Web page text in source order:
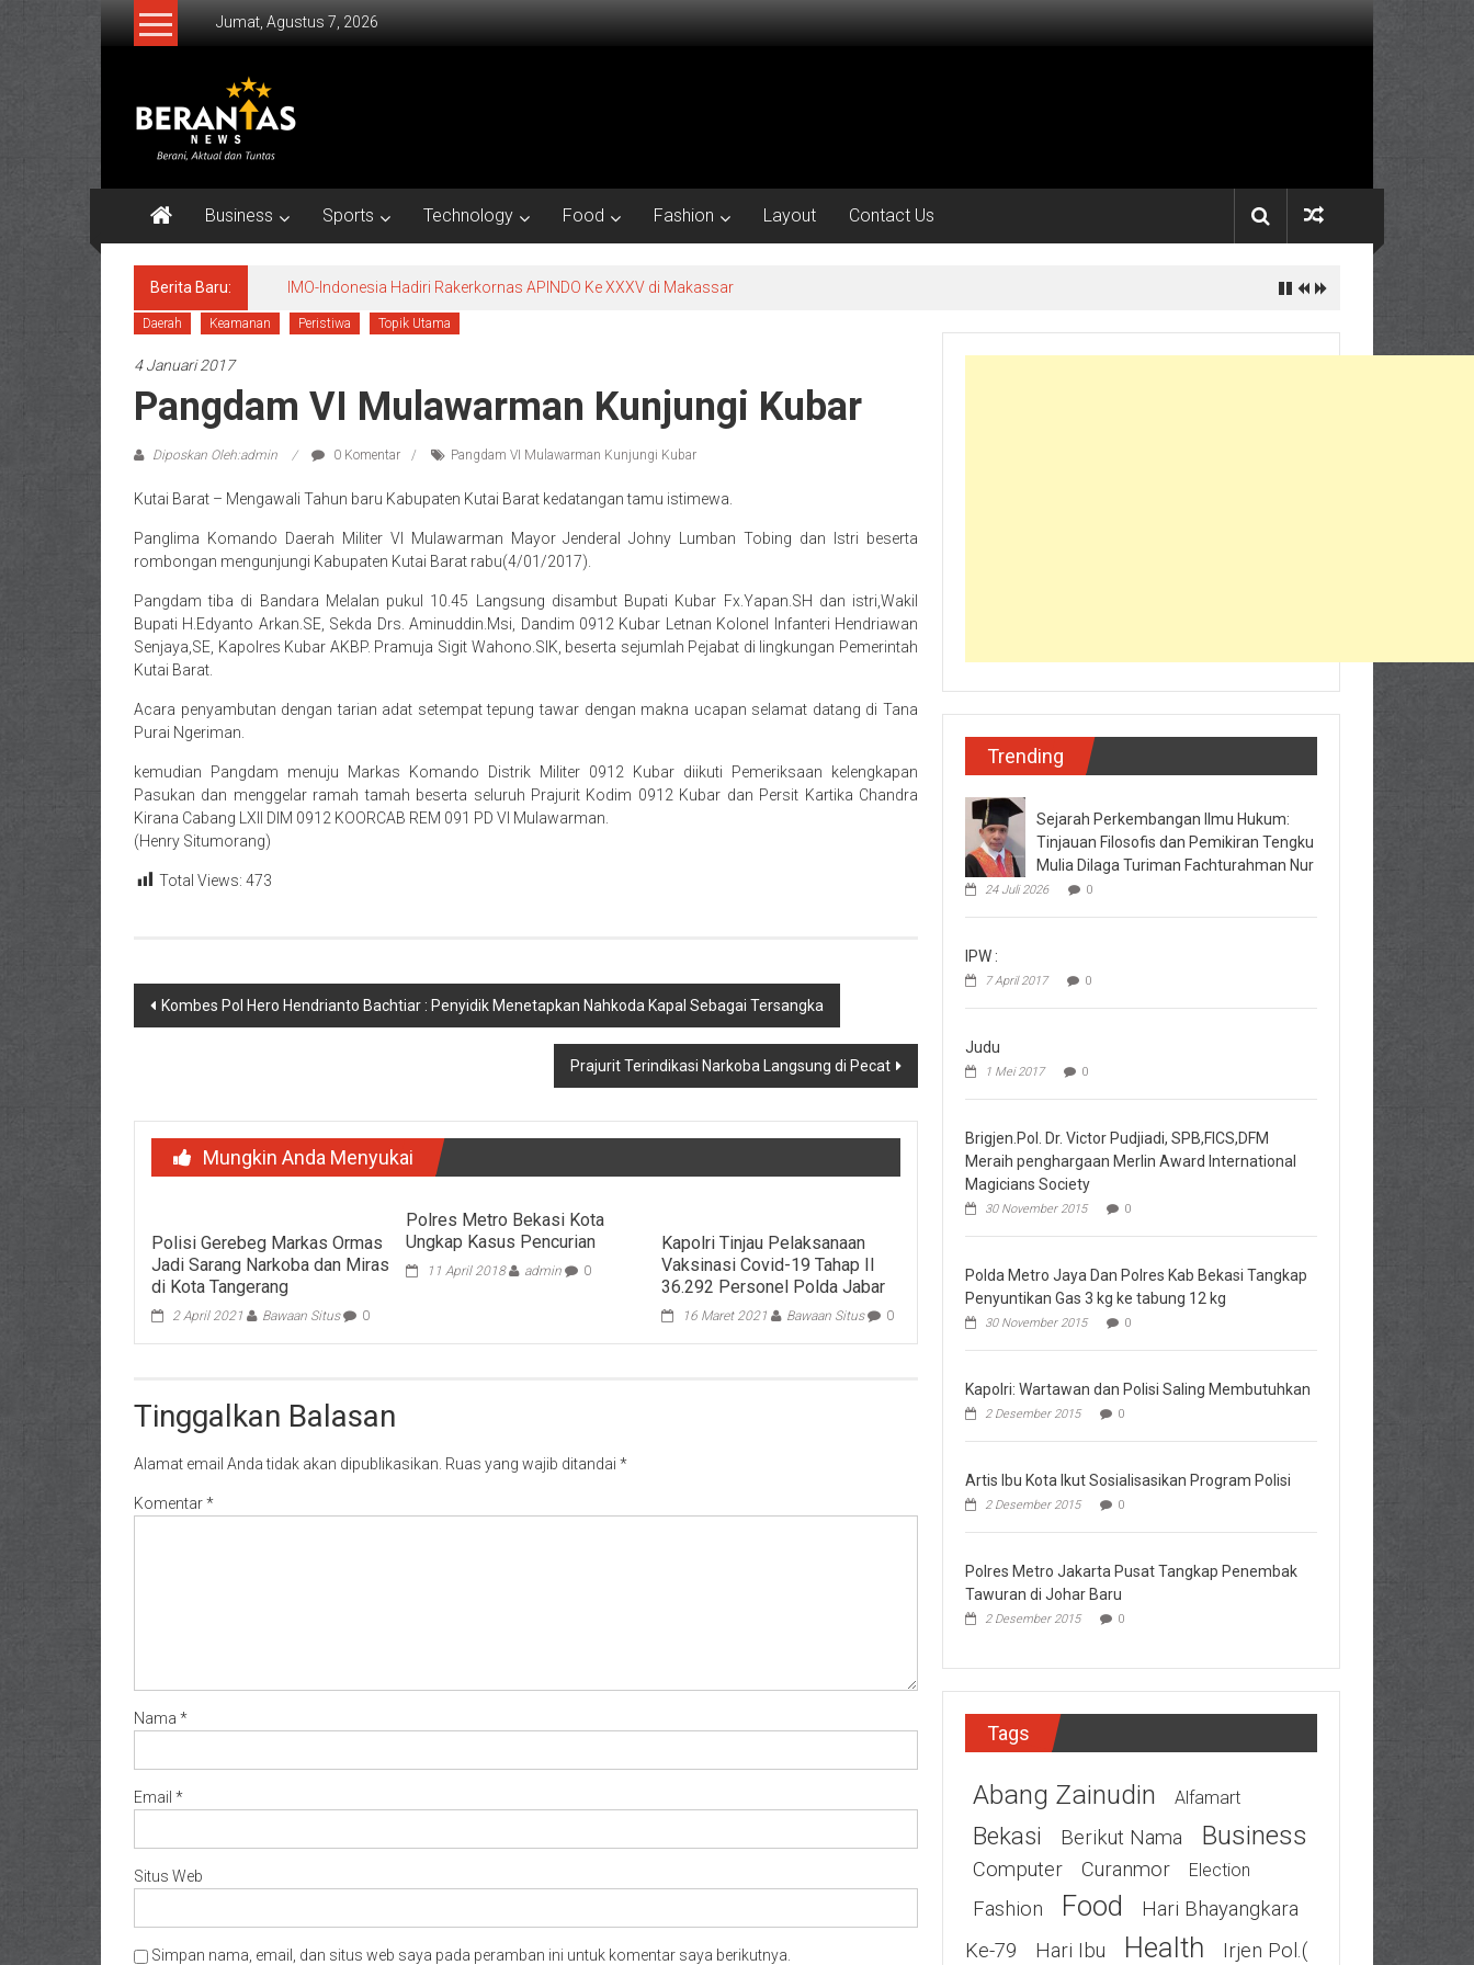
Lompat
Jumat, Agustus 7, 2026
BERANTAS
NEWS
Tuntas.
Business Sports Technology Food Fashion Layout Contact Us
Berita Baru: IMO-Indonesia Hadiri Rakerkornas APINDO Ke XXXV di Makassar
Daerah Keamanan Peristiwa Topik Utama
4 Januari 2017
Pangdam VI Mulawarman Kunjungi Kubar
Diposkan Oleh:admin 0 Komentar Pangdam VI Mulawarman Kunjungi Kubar
Kutai Barat – Mengawali Tahun baru Kabupaten Kutai Barat kedatangan tamu istimewa.
Panglima Komando Daerah Militer VI Mulawarman Mayor Jenderal Johny Lumban Tobing dan Istri beserta
rombongan mengunjungi Kabupaten Kutai Barat rabu(4/01/2017).
Pangdam tiba di Bandara Melalan pukul 10.45 Langsung disambut Bupati Kubar Fx.Yapan.SH dan istri,Wakil
Bupati H.Edyanto Arkan.SE, Sekda Drs. Aminuddin.Msi, Dandim 0912 Kubar Letnan Kolonel Infanteri Hendriawan
Senjaya,SE, Kapolres Kubar AKBP. Pramuja Sigit Wahono.SIK, beserta sejumlah Pejabat di lingkungan Pemerintah
Kutai Barat.
Acara penyambutan dengan tarian adat setempat tepung tawar dengan makna ucapan selamat datang di Tana
Purai Ngeriman.
kemudian Pangdam menuju Markas Komando Distrik Militer 0912 Kubar diikuti Pemeriksaan kelengkapan
Pasukan dan menggelar ramah tamah beserta seluruh Prajurit Kodim 0912 Kubar dan Persit Kartika Chandra
Kirana Cabang LXII DIM 0912 KOORCAB REM 091 PD VI Mulawarman.
(Henry Situmorang)
Total Views: 473
Navigasi
Kombes Pol Hero Hendrianto Bachtiar : Penyidik Menetapkan Nahkoda Kapal Sebagai Tersangka
Prajurit Terindikasi Narkoba Langsung di Pecat
Mungkin Anda Menyukai
Polisi Gerebeg Markas Ormas
Jadi Sarang Narkoba dan Miras
di Kota Tangerang
2 April 2021 Bawaan Situs 0
Polres Metro Bekasi Kota
Ungkap Kasus Pencurian
11 April 2018 admin 0
Kapolri Tinjau Pelaksanaan
Vaksinasi Covid-19 Tahap II
36.292 Personel Polda Jabar
16 Maret 2021 Bawaan Situs 0
Tinggalkan Balasan
Alamat email Anda tidak akan dipublikasikan. Ruas yang wajib ditandai *
Komentar*
Nama *
Email *
Situs Web
Simpan nama, email, dan situs web saya pada peramban ini untuk komentar saya berikutnya.
Trending
Sejarah Perkembangan Ilmu Hukum:
Tinjauan Filosofis dan Pemikiran Tengku
Mulia Dilaga Turiman Fachturahman Nur
24 Juli 2026 0
IPW :
7 April 2017 0
Judu
1 Mei 2017 0
Brigjen.Pol. Dr. Victor Pudjiadi, SPB,FICS,DFM
Meraih penghargaan Merlin Award International
Magicians Society
30 November 2015 0
Polda Metro Jaya Dan Polres Kab Bekasi Tangkap
Penyuntikan Gas 3 kg ke tabung 12 kg
30 November 2015 0
Kapolri: Wartawan dan Polisi Saling Membutuhkan
2 Desember 2015 0
Artis Ibu Kota Ikut Sosialisasikan Program Polisi
2 Desember 2015 0
Polres Metro Jakarta Pusat Tangkap Penembak
Tawuran di Johar Baru
2 Desember 2015 0
Tags
Abang Zainudin Alfamart
Bekasi Berikut Nama Business
Computer Curanmor Election
Fashion Food
Hari Bhayangkara
Ke-79
Hari Ibu Health
Irjen Pol.(